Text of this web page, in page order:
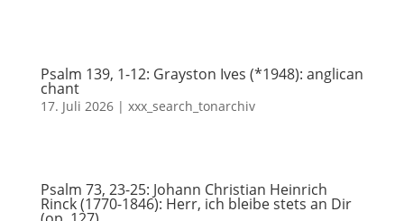
Psalm 139, 1-12: Grayston Ives (*1948): anglican
chant
17. Juli 2026| xxx_search_tonarchiv
Psalm 73, 23-25: Johann Christian Heinrich
Rinck (1770-1846): Herr, ich bleibe stets an Dir